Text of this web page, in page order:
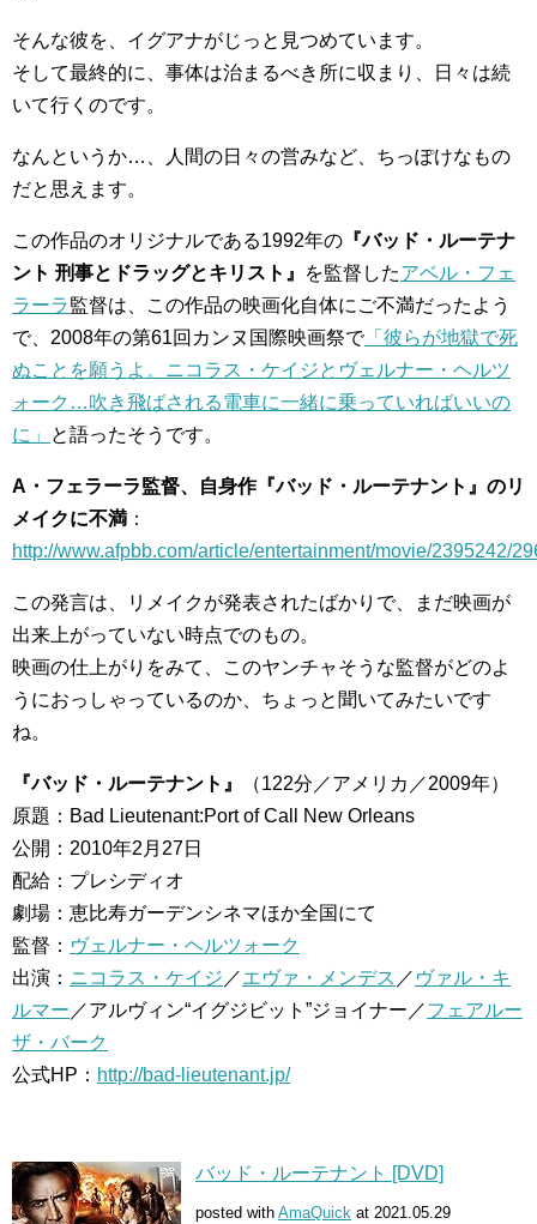
そんな彼を、イグアナがじっと見つめています。
そして最終的に、事体は治まるべき所に収まり、日々は続
いて行くのです。
なんというか…、人間の日々の営みなど、ちっぽけなもの
だと思えます。
この作品のオリジナルである1992年の 『バッド・ルーテナ
ント 刑事とドラッグとキリスト』
を監督したアベル・フェ
ラーラ監督は、この作品の映画化自体にご不満だったよう
で、2008年の第61回カンヌ国際映画祭で「彼らが地獄で死
ぬことを願うよ。ニコラス・ケイジとヴェルナー・ヘルツ
ォーク…吹き飛ばされる電車に一緒に乗っていればいいの
に」
と語ったそうです。
A・フェラーラ監督、自身作『バッド・ルーテナント』のリ
メイクに不満 ：
http://www.afpbb.com/article/entertainment/movie/2395242/
この発言は、リメイクが発表されたばかりで、まだ映画が
出来上がっていない時点でのもの。
映画の仕上がりをみて、このヤンチャそうな監督がどのよ
うにおっしゃっているのか、ちょっと聞いてみたいです
ね。
『バッド・ルーテナント』
（122分／アメリカ／2009年）
原題：Bad Lieutenant:Port of Call New Orleans
公開：2010年2月27日
配給：プレシディオ
劇場：恵比寿ガーデンシネマほか全国にて
監督： ヴェルナー・ヘルツォーク
出演： ニコラス・ケイジ ／エヴァ・メンデス ／ ヴァル・キ
ルマー ／アルヴィン“イグジビット”ジョイナー／フェアルー
ザ・バーク
公式HP： http://bad-lieutenant.jp/
バッド・ルーテナント [DVD]
posted with AmaQuick at 2021.05.29